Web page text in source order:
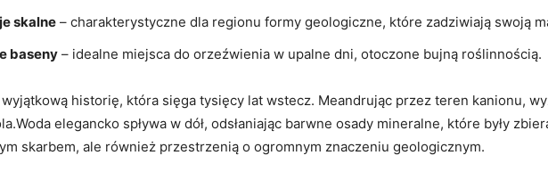
skalne – charakterystyczne dla regionu formy geologiczne, które zadziwiają swoją
baseny – idealne​ miejsca do orzeźwienia w upalne dni,‍ otoczone bujną roślinnością.
historię, która sięga tysięcy lat wstecz. Meandrując przez teren kanionu,
elegancko spływa w dół, odsłaniając barwne osady mineralne, które były
skarbem, ale również przestrzenią o‍ ogromnym ‍znaczeniu geologicznym.